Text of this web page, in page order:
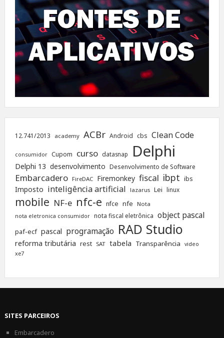
12.741/2013 academy ACBr Android cbs Clean Code
consumidor Cupom curso datasnap Delphi
Delphi 13 desenvolvimento Desenvolvimento de Software
Embarcadero FireDAC Firemonkey fiscal ibpt ibs
Imposto inteligência artificial lazarus Lei linux
mobile NF-e nfc-e nfce nfe Nota
nota eletronica consumidor nota fiscal eletrônica object pascal
paf-ecf pascal programação RAD Studio
reforma tributária rest SAT tabela Transparência video
xe7
SITES PARCEIROS
Embarcadero